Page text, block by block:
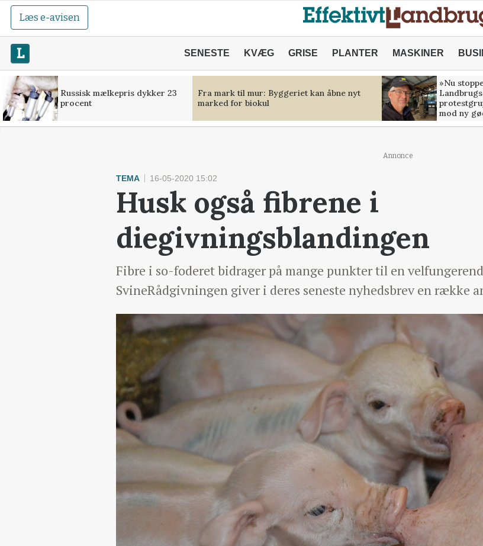
Læs e-avisen
SENESTE KVÆG GRISE PLANTER MASKINER
Russisk mælkepris dykker 23
procent
Fra mark til mur: Byggeriet kan åbne nyt
marked for biokul
»Nu
mod ny
Annonce
TEMA 16-05-2020 15:02
Husk også fibrene i
diegivningsblandingen
Fibre i so-foderet bidrager på mange punkter til en
SvineRådgivningen giver i deres seneste nyhedsbrev en række